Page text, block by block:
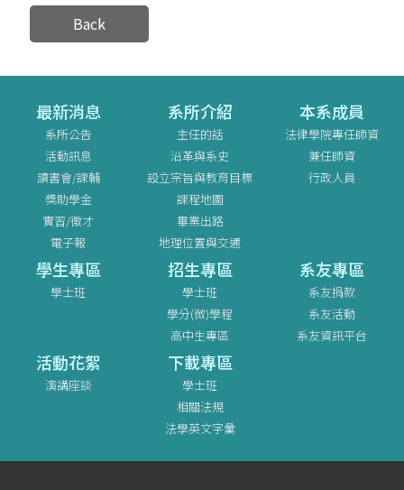
Back
最新消息
系所公告
活動訊息
讀書會/課輔
獎助學金
實習/徵才
電子報
系所介紹
主任的話
沿革與系史
設立宗旨與教育目標
課程地圖
畢業出路
地理位置與交通
本系成員
法律學院專任師資
兼任師資
行政人員
學生專區
學士班
招生專區
學士班
學分(微)學程
高中生專區
系友專區
系友捐款
系友活動
系友資訊平台
活動花絮
演講座談
下載專區
學士班
相關法規
法學英文字彙